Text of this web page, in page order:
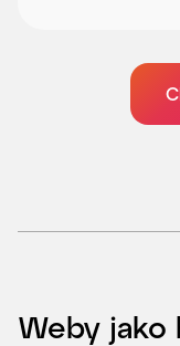
Weby jako